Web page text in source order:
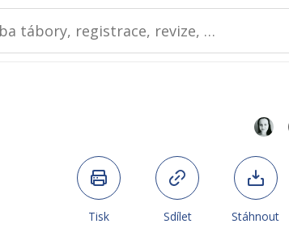
Tisk Sdílet Stáhnout